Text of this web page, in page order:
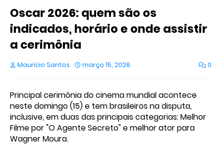
Oscar 2026: quem são os
indicados, horário e onde assistir
a cerimônia
Maurício Santos março 15, 2026 0
Principal cerimônia do cinema mundial acontece
neste domingo (15) e tem brasileiros na disputa,
inclusive, em duas das principais categorias: Melhor
Filme por "O Agente Secreto" e melhor ator para
Wagner Moura.